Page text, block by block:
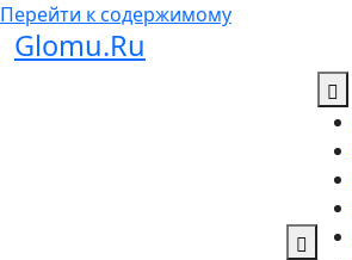
Перейти к содержимому
Glomu.Ru